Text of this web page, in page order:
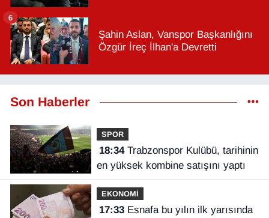
Şahin Aslan, Vanspor Başkanlığını
Özgür İreç İlhan'a Devretti
6
Son Haberler
SPOR
18:34Trabzonspor Kulübü, tarihinin
en yüksek kombine satışını yaptı
EKONOMİ
17:33Esnafa bu yılın ilk yarısında